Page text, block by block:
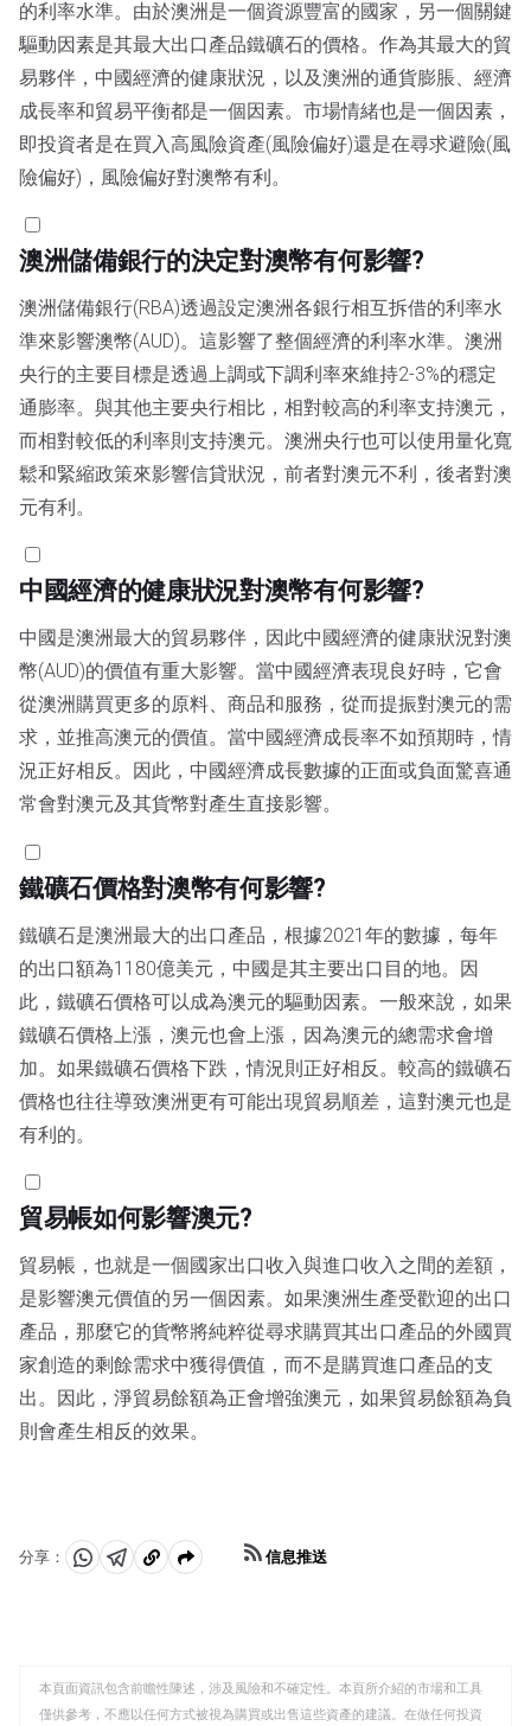
的利率水準。由於澳洲是一個資源豐富的國家，另一個關鍵
驅動因素是其最大出口產品鐵礦石的價格。作為其最大的貿
易夥伴，中國經濟的健康狀況，以及澳洲的通貨膨脹、經濟
成長率和貿易平衡都是一個因素。市場情緒也是一個因素，
即投資者是在買入高風險資產(風險偏好)還是在尋求避險(風
險偏好)，風險偏好對澳幣有利。
澳洲儲備銀行的決定對澳幣有何影響?
澳洲儲備銀行(RBA)透過設定澳洲各銀行相互拆借的利率水
準來影響澳幣(AUD)。這影響了整個經濟的利率水準。澳洲
央行的主要目標是透過上調或下調利率來維持2-3%的穩定
通膨率。與其他主要央行相比，相對較高的利率支持澳元，
而相對較低的利率則支持澳元。澳洲央行也可以使用量化寬
鬆和緊縮政策來影響信貸狀況，前者對澳元不利，後者對澳
元有利。
中國經濟的健康狀況對澳幣有何影響?
中國是澳洲最大的貿易夥伴，因此中國經濟的健康狀況對澳
幣(AUD)的價值有重大影響。當中國經濟表現良好時，它會
從澳洲購買更多的原料、商品和服務，從而提振對澳元的需
求，並推高澳元的價值。當中國經濟成長率不如預期時，情
況正好相反。因此，中國經濟成長數據的正面或負面驚喜通
常會對澳元及其貨幣對產生直接影響。
鐵礦石價格對澳幣有何影響?
鐵礦石是澳洲最大的出口產品，根據2021年的數據，每年
的出口額為1180億美元，中國是其主要出口目的地。因
此，鐵礦石價格可以成為澳元的驅動因素。一般來說，如果
鐵礦石價格上漲，澳元也會上漲，因為澳元的總需求會增
加。如果鐵礦石價格下跌，情況則正好相反。較高的鐵礦石
價格也往往導致澳洲更有可能出現貿易順差，這對澳元也是
有利的。
貿易帳如何影響澳元?
貿易帳，也就是一個國家出口收入與進口收入之間的差額，
是影響澳元價值的另一個因素。如果澳洲生產受歡迎的出口
產品，那麼它的貨幣將純粹從尋求購買其出口產品的外國買
家創造的剩餘需求中獲得價值，而不是購買進口產品的支
出。因此，淨貿易餘額為正會增強澳元，如果貿易餘額為負
則會產生相反的效果。
分享：
分 分 複
信息推送
本頁面資訊包含前瞻性陳述，涉及風險和不確定性。本頁所介紹的市場和工具
僅供參考，不應以任何方式被視為購買或出售這些資產的建議。在做任何投資